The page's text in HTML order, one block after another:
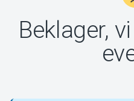
Beklager,